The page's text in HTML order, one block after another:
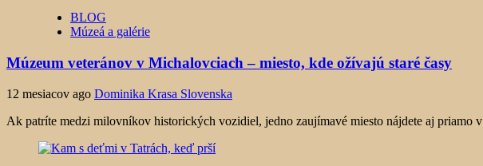
BLOG
Múzeá a galérie
Múzeum veteránov v Michalovciach – miesto, kde ožívajú staré časy
12 mesiacov ago Dominika Krasa Slovenska
Ak patríte medzi milovníkov historických vozidiel, jedno zaujímavé miesto nájdete aj priamo